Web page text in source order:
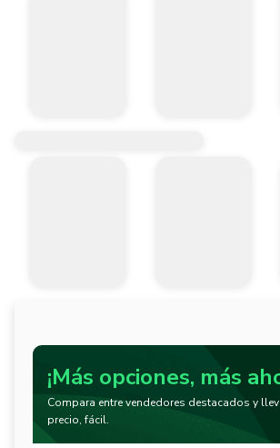
¡Más opciones, más
Compara entre vendedores destacados y
precio, fácil.